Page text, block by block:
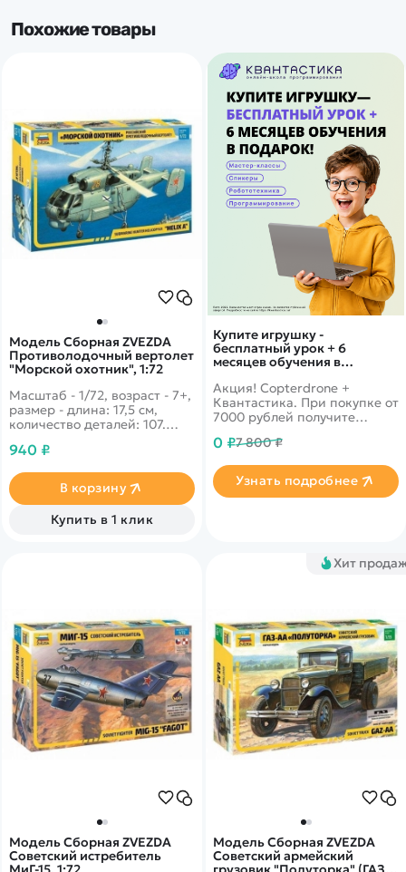
Похожие товары
Купите игрушку -
бесплатный урок + 6
месяцев обучения в
Акция! Copterdrone +
Квантастика. При покупке от
7000 рублей получите
нашего партнера
0 ₽7 800 ₽
Узнать подробнее
Модель Сборная ZVEZDA
Противолодочный вертолет
"Морской охотник", 1:72
Масштаб - 1/72, возраст - 7+,
размер - длина: 17,5 см,
количество деталей: 107.
среди вертолётов,
вооружение ВМФ СССР.
Основная задача - разведка
и устранения подводных
940 ₽
В корзину
Купить в 1 клик
Модель Сборная ZVEZDA
Советский истребитель
Хит
Модель Сборная ZVEZDA
Советский армейский